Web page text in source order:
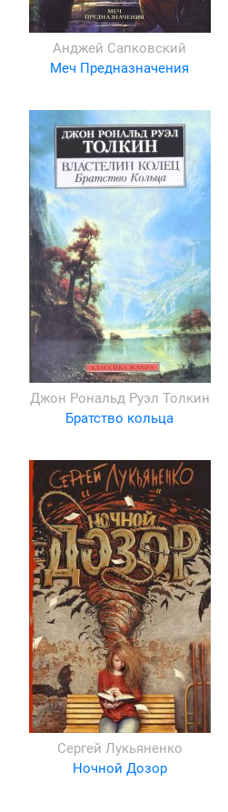
Анджей Сапковский
Меч Предназначения
Джон Рональд Руэл Толкин
Братство кольца
Сергей Лукьяненко
Ночной Дозор